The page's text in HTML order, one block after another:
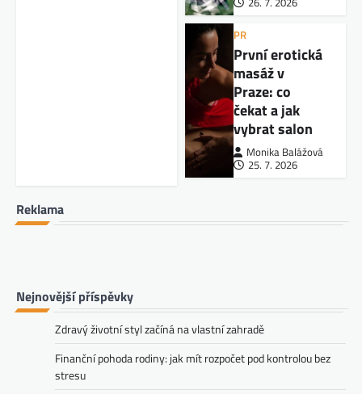
PR
První erotická
masáž v
Praze: co
čekat a jak
vybrat salon
Monika Balážová
25. 7. 2026
Reklama
Nejnovější příspěvky
Zdravý životní styl začíná na vlastní zahradě
Finanční pohoda rodiny: jak mít rozpočet pod kontrolou bez
stresu